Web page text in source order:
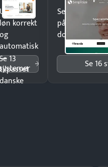
Udbetal
løn korrekt
og
automatisk
—
tilpasset
danske
13
Send
på minutter
dokumenter.
Se 16